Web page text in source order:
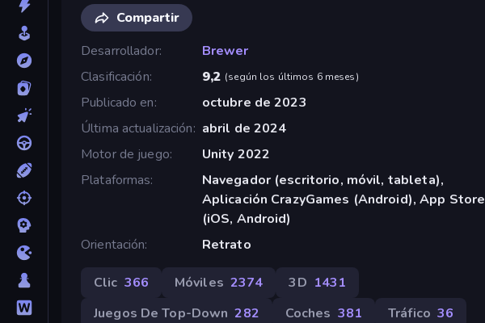
Compartir
Desarrollador
Brewer
Clasificación
9,2 (según los últimos 6 meses)
Publicado en
octubre de 2023
Última actualización
abril de 2024
Motor de juego
Unity 2022
Plataformas
Navegador (escritorio, móvil, tableta),
Aplicación CrazyGames (Android), App Store
(iOS, Android)
Orientación
Retrato
Clic 366 Móviles 2374 3D 1431
Juegos De Top-Down 282 Coches 381 Tráfico 36